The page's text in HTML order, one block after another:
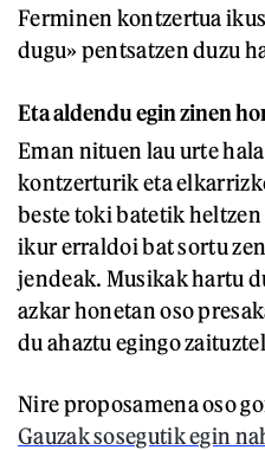
Ferminen kontzertua
dugu» pentsatzen duzu
Eta aldendu egin zinen
Eman nituen lau urte
kontzerturik eta
beste toki batetik
ikur erraldoi bat sortu
jendeak. Musikak hartu
azkar honetan oso
du ahaztu egingo
Nire proposamena oso
Gauzak sosegutik egin